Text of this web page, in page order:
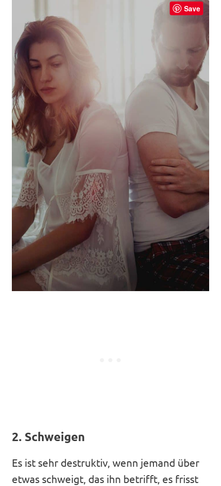
Save
2. Schweigen
Es ist sehr destruktiv, wenn jemand über
etwas schweigt, das ihn betrifft, es frisst